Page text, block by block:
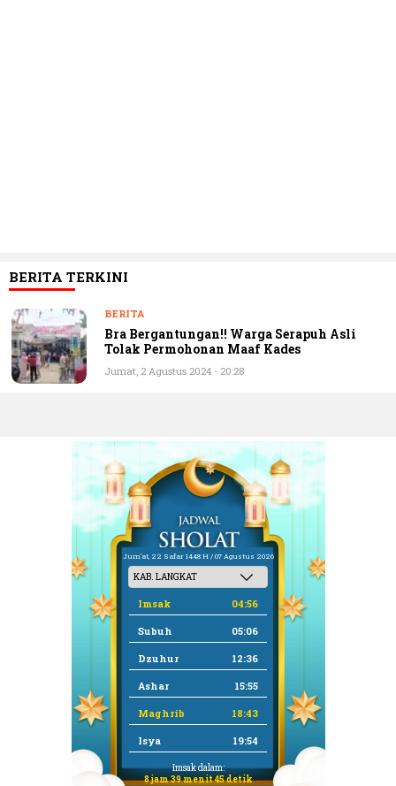
BERITA TERKINI
BERITA
Bra Bergantungan!! Warga Serapuh Asli
Tolak Permohonan Maaf Kades
Jumat, 2 Agustus 2024 - 20:28
Jum'at, 22 Safar 1448 H / 07 Agustus 2026
Imsak 04:56
Subuh 05:06
Dzuhur 12:36
Ashar 15:55
Maghrib 18:43
Isya 19:54
Imsak dalam:
8 jam 39 menit 45 detik